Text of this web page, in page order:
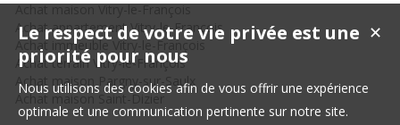
Achat maison Vitry-le-François
Achat appartement Vitry-le-François
Achat immeuble Vitry-le-François
Achat terrain Vitry-le-François
Achat maison Pargny-sur-Saulx
Achat maison Saint-Dizier
✕
Le respect de votre vie privée est une
priorité pour nous
Nous utilisons des cookies afin de vous offrir une expérience
optimale et une communication pertinente sur notre site.